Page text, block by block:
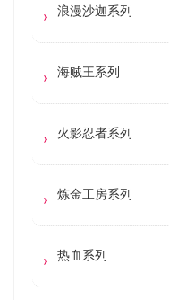
浪漫沙迦系列
海贼王系列
火影忍者系列
炼金工房系列
热血系列